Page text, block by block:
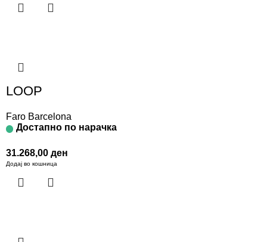
LOOP
Faro Barcelona
Достапно по нарачка
31.268,00 ден
Додај во кошница